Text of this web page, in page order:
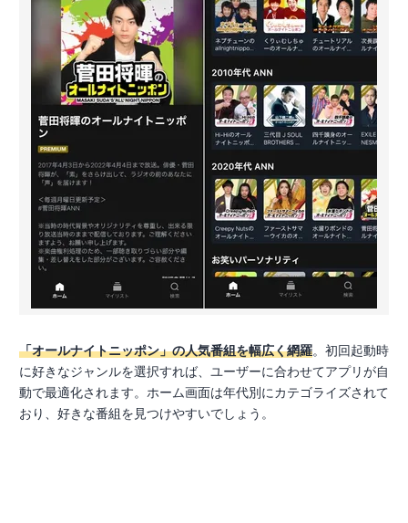
「オールナイトニッポン」の人気番組を幅広く網羅。初回起動時
に好きなジャンルを選択すれば、ユーザーに合わせてアプリが自
動で最適化されます。ホーム画面は年代別にカテゴライズされて
おり、好きな番組を見つけやすいでしょう。